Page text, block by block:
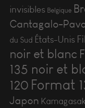
invisibles Belgique
Cantagalo-
du Sud États-Unis
noir et blanc
135 noir et
120 Format
Japon